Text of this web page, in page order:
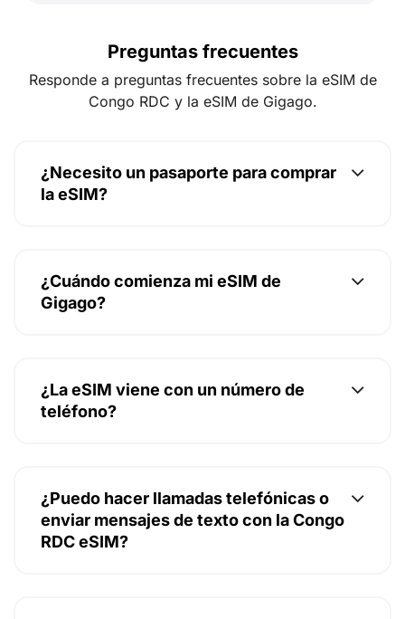
Preguntas frecuentes
Responde a preguntas frecuentes sobre la eSIM de
Congo RDC y la eSIM de Gigago.
¿Necesito un pasaporte para comprar
la eSIM?
¿Cuándo comienza mi eSIM de
Gigago?
¿La eSIM viene con un número de
teléfono?
¿Puedo hacer llamadas telefónicas o
enviar mensajes de texto con la Congo
RDC eSIM?